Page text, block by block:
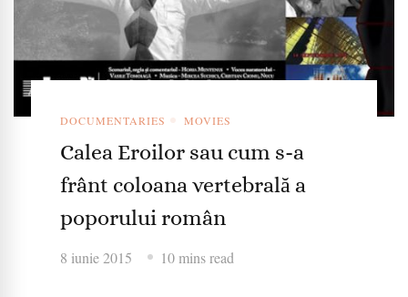
DOCUMENTARIES MOVIES
Calea Eroilor sau cum s-a
frânt coloana vertebrală a
poporului român
8 iunie 2015 10 mins read